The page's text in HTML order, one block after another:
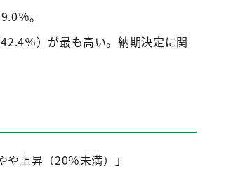
％。
％）が最も高い。納期決定に関
上昇（20％未満）」